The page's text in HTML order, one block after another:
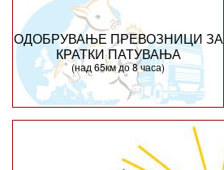
ОДОБРУВАЊЕ ПРЕВОЗНИЦИ ЗА
КРАТКИ ПАТУВАЊА
(над 65км до 8 часа)